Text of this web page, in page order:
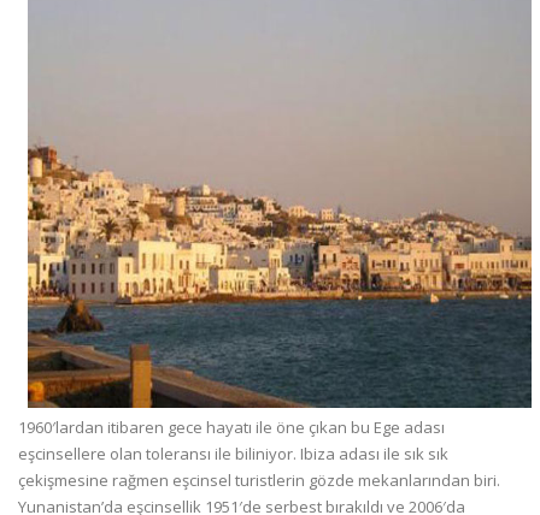
1960′lardan itibaren gece hayatı ile öne çıkan bu Ege adası
eşcinsellere olan toleransı ile biliniyor. Ibiza adası ile sık sık
çekişmesine rağmen eşcinsel turistlerin gözde mekanlarından biri.
Yunanistan’da eşcinsellik 1951′de serbest bırakıldı ve 2006′da